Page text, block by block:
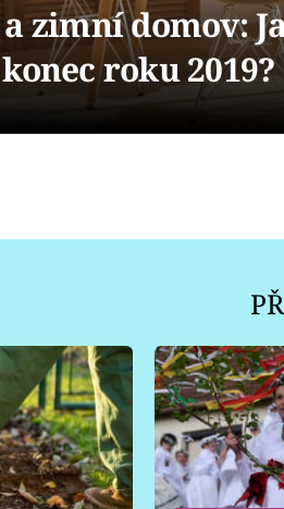
zimní domov:
roku 2019?